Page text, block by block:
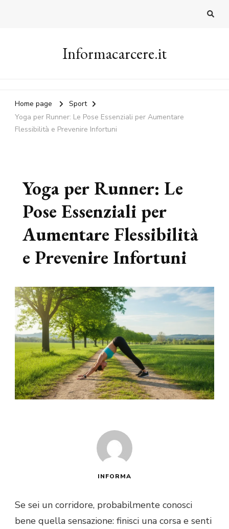
Informacarcere.it
Home page
Sport
Yoga per Runner: Le Pose Essenziali per Aumentare
Flessibilità e Prevenire Infortuni
Yoga per Runner: Le
Pose Essenziali per
Aumentare Flessibilità
e Prevenire Infortuni
INFORMA
Se sei un corridore, probabilmente conosci
bene quella sensazione: finisci una corsa e senti